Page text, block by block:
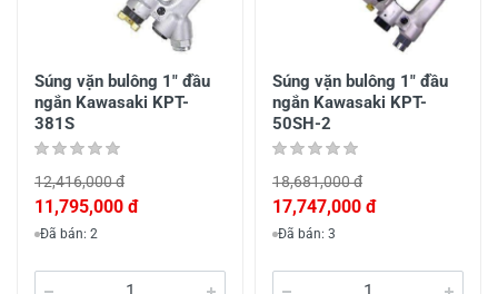
Súng vặn bulông 1" đầu
ngắn Kawasaki KPT-
381S
12,416,000 đ
11,795,000 đ
Đã bán: 2
Súng vặn bulông 1" đầu
ngắn Kawasaki KPT-
50SH-2
18,681,000 đ
17,747,000 đ
Đã bán: 3